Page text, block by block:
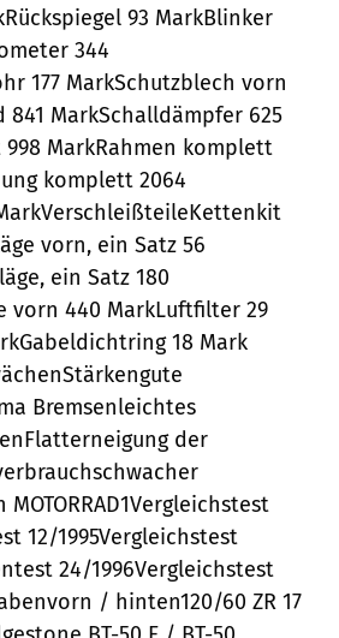
93 MarkBlinker
344
177 MarkSchutzblech vorn
841 MarkSchalldämpfer 625
998 MarkRahmen komplett
komplett 2064
vorn, ein Satz 56
ein Satz 180
vorn 440 MarkLuftfilter 29
18 Mark
Bremsenleichtes
der
12/1995Vergleichstest
24/1996Vergleichstest
/ hinten120/60 ZR 17